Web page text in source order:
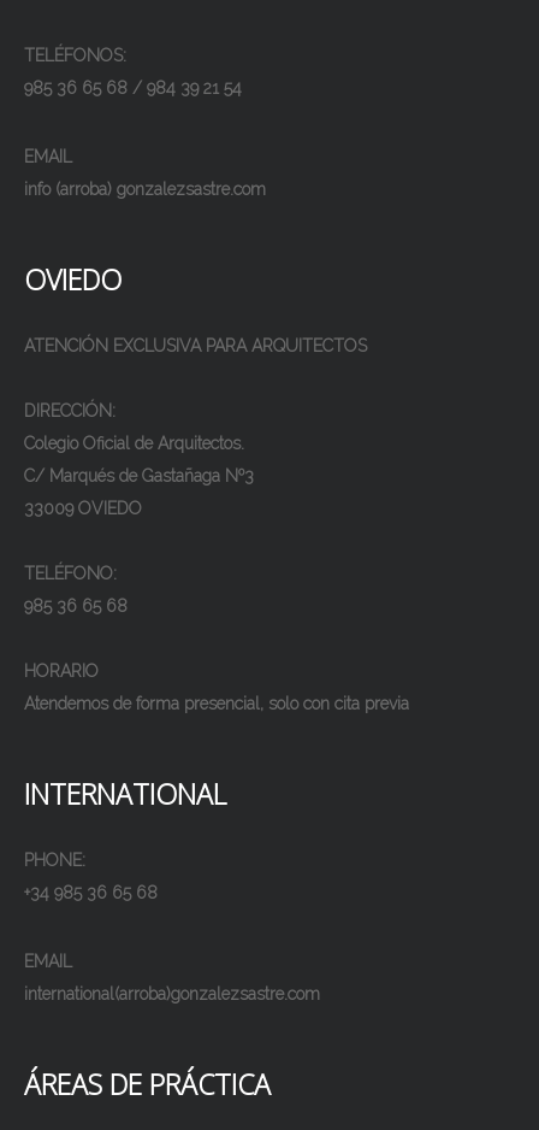
TELÉFONOS:
985 36 65 68 / 984 39 21 54
EMAIL
info (arroba) gonzalezsastre.com
OVIEDO
ATENCIÓN EXCLUSIVA PARA ARQUITECTOS
DIRECCIÓN:
Colegio Oficial de Arquitectos.
C/ Marqués de Gastañaga Nº3
33009 OVIEDO
TELÉFONO:
985 36 65 68
HORARIO
Atendemos de forma presencial, solo con cita previa
INTERNATIONAL
PHONE:
+34 985 36 65 68
EMAIL
international(arroba)gonzalezsastre.com
ÁREAS DE PRÁCTICA